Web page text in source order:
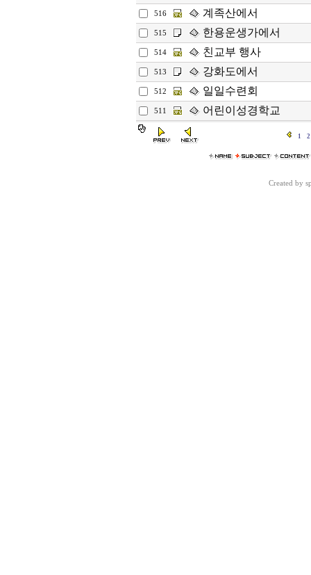
516 계족산에서
515 한용운생가에서
514 친교부 행사
513 강화도에서
512 일일수련회
511 어린이성경학교
1 2
Created by